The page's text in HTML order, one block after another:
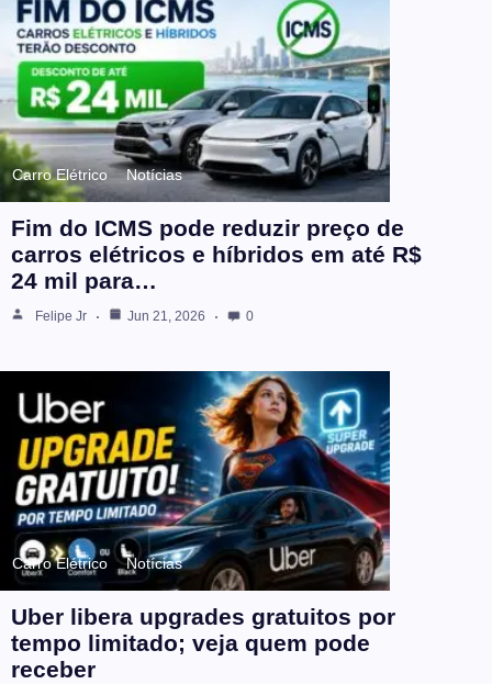
Carro Elétrico Notícias
Fim do ICMS pode reduzir preço de
carros elétricos e híbridos em até R$
24 mil para…
Felipe Jr Jun 21, 2026 0
Carro Elétrico Notícias
Uber libera upgrades gratuitos por
tempo limitado; veja quem pode
receber